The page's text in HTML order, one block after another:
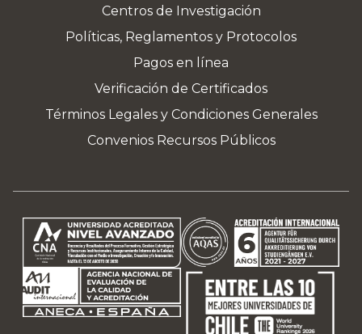
Centros de Investigación
Políticas, Reglamentos y Protocolos
Pagos en línea
Verificación de Certificados
Términos Legales y Condiciones Generales
Convenios Recursos Públicos